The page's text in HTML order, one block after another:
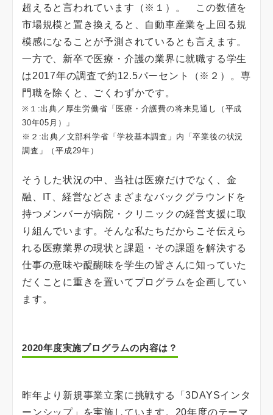
超えると言われています（※１）。 この数値を
市場規模と置き換えると、自動車産業を上回る規
模感になることが予測されているとも言えます。
一方で、新卒で医療・介護の業界に就職する学生
は2017年の調査で約12.5パーセント（※２）。専
門職を除くと、ごくわずかです。
※１:出典／厚生労働省「医療・介護費の将来見通し（平成
30年05月）」
※２:出典／文部科学省「学校基本調査」内「卒業後の状況
調査」（平成29年）
そうした状況の中、当社は医療だけでなく、金
融、IT、経営などさまざまなバックグラウンドを
持つメンバーが病院・クリニックの経営支援に取
り組んでいます。そんな私たちだからこそ伝えら
れる医療業界の現状と課題・その課題を解決する
仕事の意味や醍醐味を学生の皆さんに知っていた
だくことに重きを置いてプログラムを企画してい
ます。
2020年度実施プログラムの内容は？
昨年より新規事業立案に挑戦する「3DAYSインタ
ーンシップ」を実施しています。20年度のテーマ